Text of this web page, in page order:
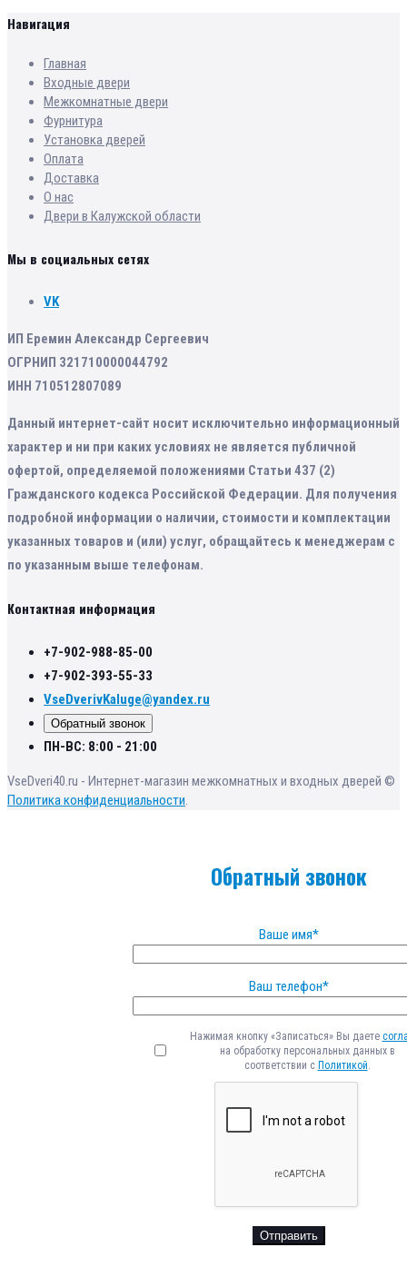
Навигация
Главная
Входные двери
Межкомнатные двери
Фурнитура
Установка дверей
Оплата
Доставка
О нас
Двери в Калужской области
Мы в социальных сетях
VK
ИП Еремин Александр Сергеевич
ОГРНИП 321710000044792
ИНН 710512807089
Данный интернет-сайт носит исключительно информационный
характер и ни при каких условиях не является публичной
офертой, определяемой положениями Статьи 437 (2)
Гражданского кодекса Российской Федерации. Для получения
подробной информации о наличии, стоимости и комплектации
указанных товаров и (или) услуг, обращайтесь к менеджерам с
по указанным выше телефонам.
Контактная информация
+7-902-988-85-00
+7-902-393-55-33
VseDverivKaluge@yandex.ru
Обратный звонок
ПН-ВС: 8:00 - 21:00
VseDveri40.ru - Интернет-магазин межкомнатных и входных дверей ©
Политика конфиденциальности.
Обратный звонок
Ваше имя*
Ваш телефон*
Нажимая кнопку «Записаться» Вы даете
на обработку персональных данных в
соответствии с Политикой.